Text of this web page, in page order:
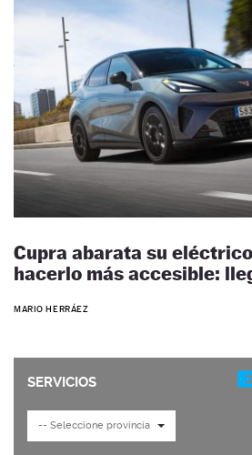
Cupra abarata su
hacerlo más accesible:
MARIO HERRÁEZ